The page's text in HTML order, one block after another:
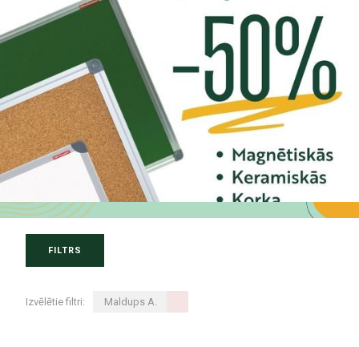
FILTRS
Izvēlētie filtri: Maldups A.